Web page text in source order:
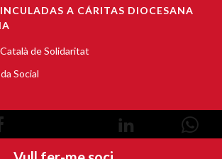
A CÁRITAS DIOCESANA
de Solidaritat
Social
Càritas Barcelona |Aviso Legal|
Cookies|Política de privacidad